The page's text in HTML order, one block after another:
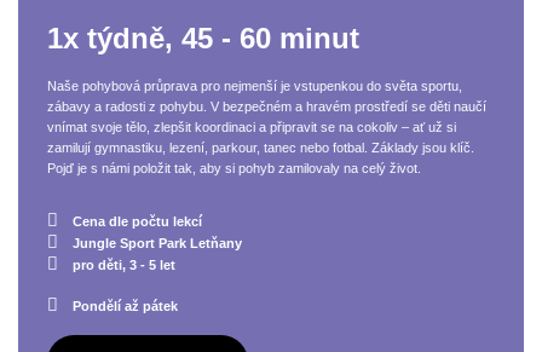
1x týdně, 45 - 60 minut
Naše pohybová průprava pro nejmenší je vstupenkou do světa sportu,
zábavy a radosti z pohybu. V bezpečném a hravém prostředí se děti naučí
vnímat svoje tělo, zlepšit koordinaci a připravit se na cokoliv – ať už si
zamilují gymnastiku, lezení, parkour, tanec nebo fotbal. Základy jsou klíč.
Pojď je s námi položit tak, aby si pohyb zamilovaly na celý život.
Cena dle počtu lekcí
Jungle Sport Park Letňany
pro děti, 3 - 5 let
Pondělí až pátek